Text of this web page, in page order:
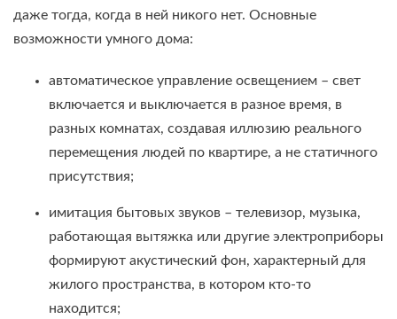
даже тогда, когда в ней никого нет. Основные
возможности умного дома:
автоматическое управление освещением – свет
включается и выключается в разное время, в
разных комнатах, создавая иллюзию реального
перемещения людей по квартире, а не статичного
присутствия;
имитация бытовых звуков – телевизор, музыка,
работающая вытяжка или другие электроприборы
формируют акустический фон, характерный для
жилого пространства, в котором кто-то
находится;